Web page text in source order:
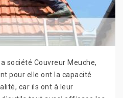
société Couvreur Meuche,
pour elle ont la capacité
car ils ont à leur